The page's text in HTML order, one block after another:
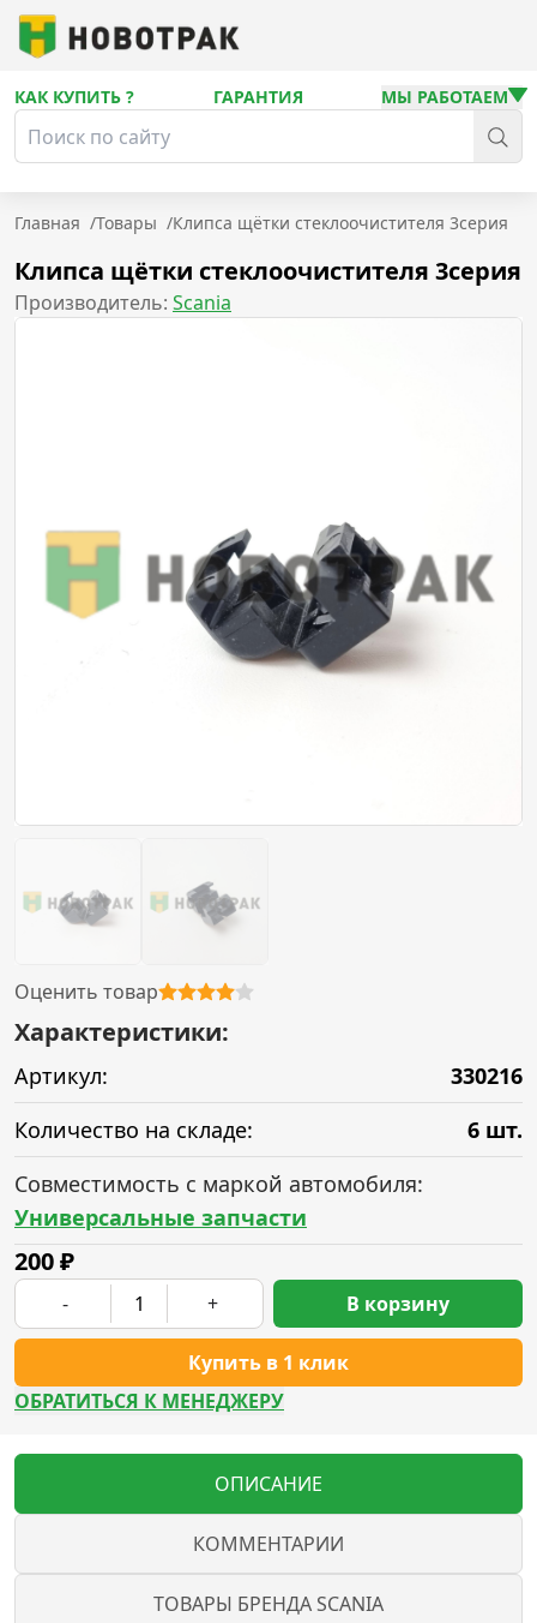
КАК КУПИТЬ ? ГАРАНТИЯ МЫ РАБОТАЕМ
Главная /Товары /Клипса щётки стеклоочистителя 3серия
Клипса щётки стеклоочистителя 3серия
Производитель: Scania
Оценить товар
Характеристики:
Артикул:
330216
Количество на складе:
6 шт.
Совместимость с маркой автомобиля:
Универсальные запчасти
200₽
- +
Купить в 1 клик
В корзину
ОБРАТИТЬСЯ К МЕНЕДЖЕРУ
ОПИСАНИЕ
КОММЕНТАРИИ
ТОВАРЫ БРЕНДА SCANIA